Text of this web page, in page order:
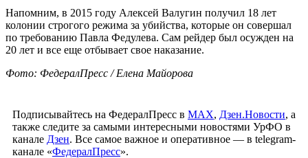
Напомним, в 2015 году Алексей Валугин получил 18 лет
колонии строгого режима за убийства, которые он совершал
по требованию Павла Федулева. Сам рейдер был осужден на
20 лет и все еще отбывает свое наказание.
Фото: ФедералПресс / Елена Майорова
Подписывайтесь на ФедералПресс в МАХ, Дзен.Новости, а
также следите за самыми интересными новостями УрФО в
канале Дзен. Все самое важное и оперативное — в telegram-
канале «ФедералПресс».